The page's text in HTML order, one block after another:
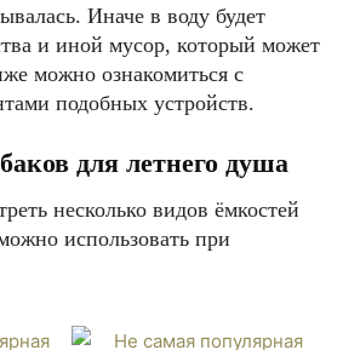
Иначе в воду будет
и иной мусор, который может
можно ознакомиться с
подобных устройств.
для летнего душа
несколько видов ёмкостей
использовать при